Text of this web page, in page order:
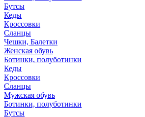
Бутсы
Кеды
Кроссовки
Сланцы
Чешки, Балетки
Женская обувь
Ботинки, полуботинки
Кеды
Кроссовки
Сланцы
Мужская обувь
Ботинки, полуботинки
Бутсы